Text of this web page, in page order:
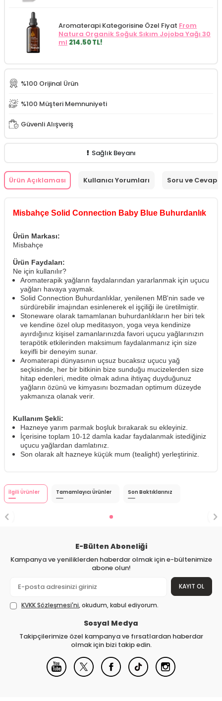
Aromaterapi Kategorisine Özel Fiyat From
Natura Organik Soğuk Sıkım Jojoba Yağı 30
ml 214.50 TL!
%100 Orijinal Ürün
%100 Müşteri Memnuniyeti
Güvenli Alışveriş
Sağlık Beyanı
Ürün Açıklaması Kullanıcı Yorumları Soru ve Cevap
Misbahçe Solid Connection Baby Blue Buhurdanlık
Ürün Markası:
Misbahçe
Ürün Faydaları:
Ne için kullanılır?
Aromaterapik yağların faydalarından yararlanmak için uçucu
yağları havaya yaymak.
Solid Connection Buhurdanlıklar, yenilenen MB'nin sade ve
sürdürebilir imajından esinlenerek el işçiliği ile üretilmiştir.
Stoneware olarak tamamlanan buhurdanlıkların her biri tek
ve kendine özel olup meditasyon, yoga veya kendinize
ayırdığınız kişisel zamanlarınızda favori uçucu yağlarınızın
terapötik etkilerinden maksimum faydalanmanız için size
keyifli bir deneyim sunar.
Aromaterapi dünyasının uçsuz bucaksız uçucu yağ
seçkisinde, her bir bitkinin bize sunduğu mucizelerden size
hitap edenleri, medite olmak adına ihtiyaç duyduğunuz
yağların özünü ve kimyasını bozmadan optimum düzeyde
yakmanıza olanak verir.
Kullanım Şekli:
Hazneye yarım parmak boşluk bırakarak su ekleyiniz.
İçerisine toplam 10-12 damla kadar faydalanmak istediğiniz
uçucu yağlardan damlatınız.
Son olarak alt hazneye küçük mum (tealight) yerleştiriniz.
İlgili Ürünler Tamamlayıcı Ürünler Son Baktıklarınız
E-Bülten Aboneliği
Kampanya ve yeniliklerden haberdar olmak için e-bültenimize
abone olun!
KAYIT OL
KVKK Sözleşmesi'ni, okudum, kabul ediyorum.
Sosyal Medya
Takipçilerimize özel kampanya ve fırsatlardan haberdar
olmak için bizi takip edin.